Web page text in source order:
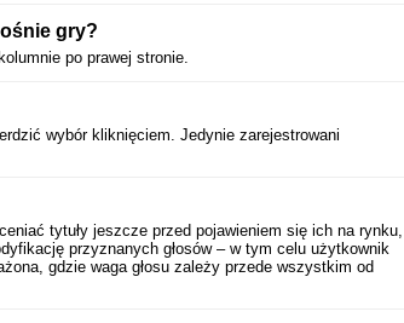
gry?
po prawej stronie.
wybór kliknięciem. Jedynie zarejestrowani
tytuły jeszcze przed pojawieniem się ich na rynku,
przyznanych głosów – w tym celu użytkownik
gdzie waga głosu zależy przede wszystkim od